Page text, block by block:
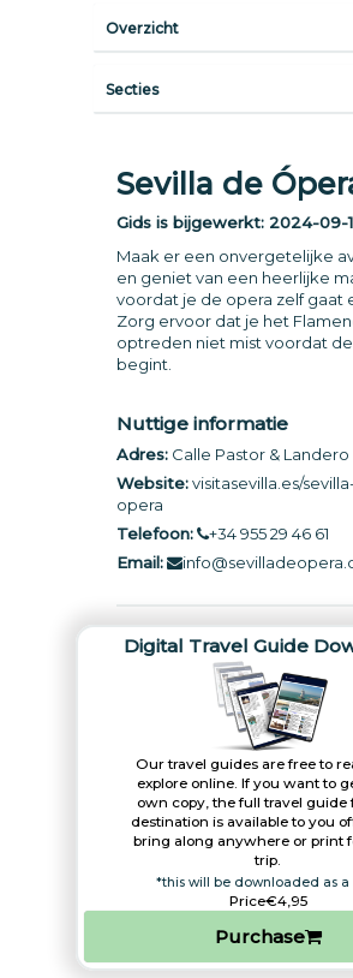
Overzicht
Secties
Sevilla de
Gids is bijgewerkt: 2024-09-
Maak er een onvergetelijke
en geniet van een heerlijke
voordat je de opera zelf gaat
Zorg ervoor dat je het
optreden niet mist voordat
begint.
Nuttige informatie
Adres:Calle Pastor & Landero
Website:visitasevilla.es/
opera
Telefoon:
+34 955 29 46 61
Email:
Digital Travel Guide
Our travel guides are free to
explore online. If you want to
own copy, the full travel guide
destination is available to you
bring along anywhere or print
trip.​
*this will be downloaded as a
Price€4,95
Purchase